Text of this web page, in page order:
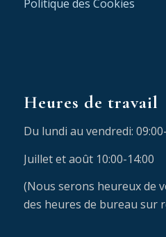
Politique des Cookies
Heures de travail
Du lundi au vendredi:
Juillet et août 10:00-14:00
(Nous serons heureux de
des heures de bureau sur